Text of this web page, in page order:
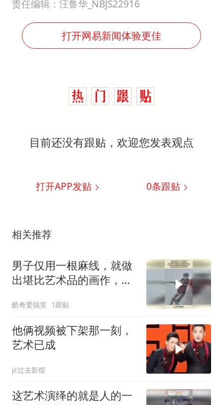
责任编辑：汪鲁华_NBJS22916
打开网易新闻体验更佳
目前还没有跟贴，欢迎您发表观点
打开APP发贴 0条跟贴
相关推荐
男子仅用一根麻线，就做
出堪比艺术品的画作，艺
酷奇爱搞笑 1跟贴
他俩视频被下架那一刻，
艺术已成
jc过去影馆
这艺术演绎的就是人的一